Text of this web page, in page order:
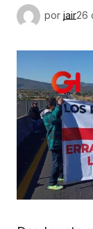
por jair26